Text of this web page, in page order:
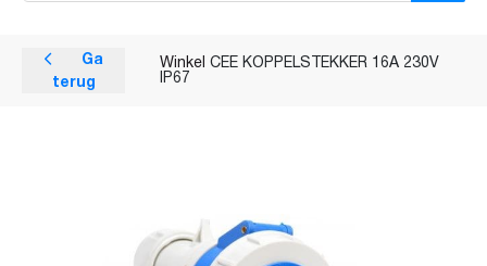
terug
Winkel CEE KOPPELSTEKKER 16A 230V
IP67